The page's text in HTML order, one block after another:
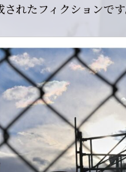
れたフィクションです